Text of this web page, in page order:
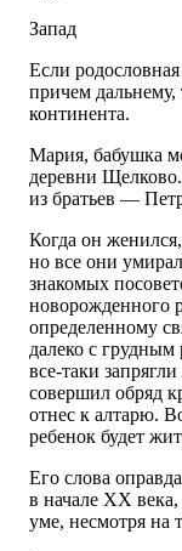
Запад
Если
причем дальнему,
континента.
Мария, бабушка
деревни
из братьев —
Когда он
но все они
знакомых
новорожденного
определенному
далеко с
все-таки
совершил обряд
отнес к алтарю.
ребенок будет
Его слова
в начале XX
уме, несмотря на